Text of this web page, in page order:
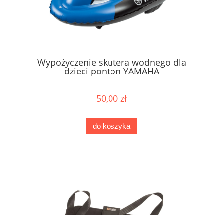
Wypożyczenie skutera wodnego dla
dzieci ponton YAMAHA
50,00 zł
do koszyka